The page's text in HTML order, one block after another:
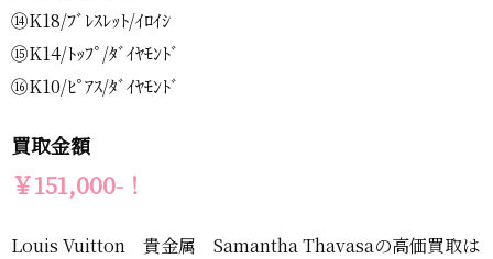
⑭K18/ﾌﾞﾚｽﾚｯﾄ/ｲﾛｲｼ
⑮K14/ﾄｯﾌﾟ/ﾀﾞｲﾔﾓﾝﾄﾞ
⑯K10/ﾋﾟｱｽ/ﾀﾞｲﾔﾓﾝﾄﾞ
買取金額
￥151,000-！
Louis Vuitton 貴金属 Samantha Thavasaの高価買取は